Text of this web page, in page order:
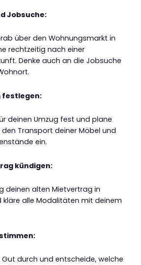
Jobsuche:
über den Wohnungsmarkt in
rechtzeitig nach einer
Denke auch an die Jobsuche
festlegen:
deinen Umzug fest und plane
Transport deiner Möbel und
ein.
kündigen:
deinen alten Mietvertrag in
kläre alle Modalitäten mit deinem
durch und entscheide, welche